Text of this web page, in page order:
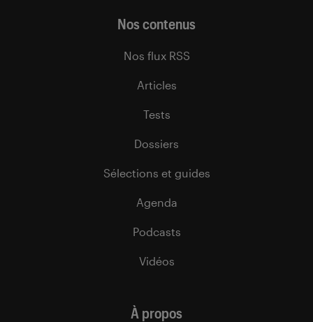
Nos contenus
Nos flux RSS
Articles
Tests
Dossiers
Sélections et guides
Agenda
Podcasts
Vidéos
À propos